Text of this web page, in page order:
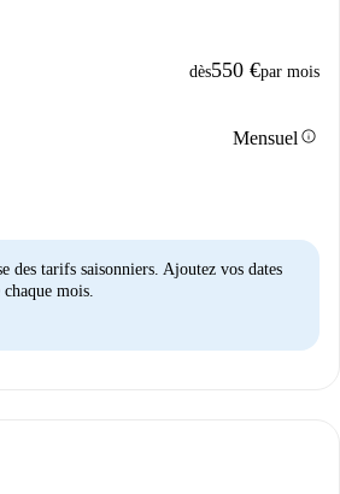
dès550 €par mois
Mensuel info
des tarifs saisonniers. Ajoutez vos dates
mois.